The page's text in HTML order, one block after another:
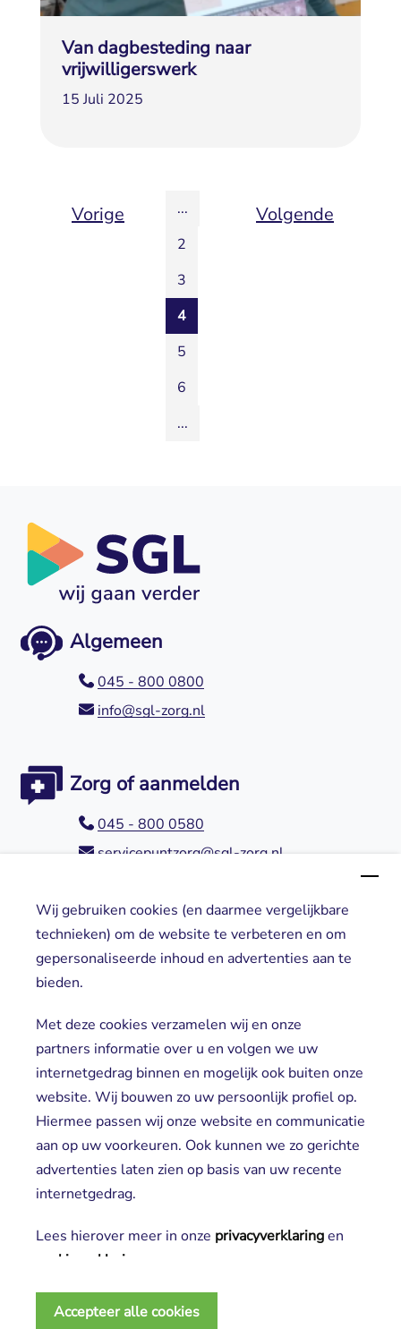
Wij gebruiken cookies (en daarmee vergelijkbare
technieken) om de website te verbeteren en om
gepersonaliseerde inhoud en advertenties aan te
bieden.
Met deze cookies verzamelen wij en onze
partners informatie over u en volgen we uw
internetgedrag binnen en mogelijk ook buiten onze
website. Wij bouwen zo uw persoonlijk profiel op.
Hiermee passen wij onze website en communicatie
aan op uw voorkeuren. Ook kunnen we zo gerichte
advertenties laten zien op basis van uw recente
internetgedrag.
Lees hierover meer in onze privacyverklaringen
cookieverklaring
Noodzakelijke cookies
Accepteer alle cookies
Van dagbesteding naar
vrijwilligerswerk
15 Juli 2025
Vorige
...
2
3
4
5
6
...
Volgende
Algemeen
045 - 800 0800
info@sgl-zorg.nl
Zorg of aanmelden
045 - 800 0580
servicepuntzorg@sgl-zorg.nl
Direct naar
Locaties
Vrijwilligers
Aanmelden nieuwsbrief
Privacy verklaring